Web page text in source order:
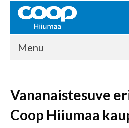
Menu
Kontakt
Liikmed
Vananaistesuve
Coop Hiiumaa